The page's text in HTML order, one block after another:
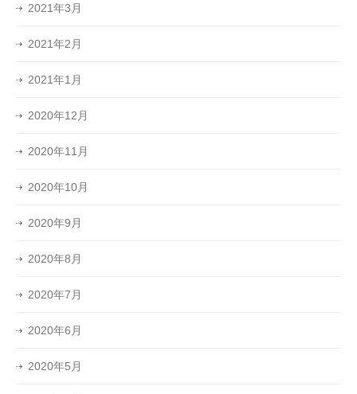
2021年3月
2021年2月
2021年1月
2020年12月
2020年11月
2020年10月
2020年9月
2020年8月
2020年7月
2020年6月
2020年5月